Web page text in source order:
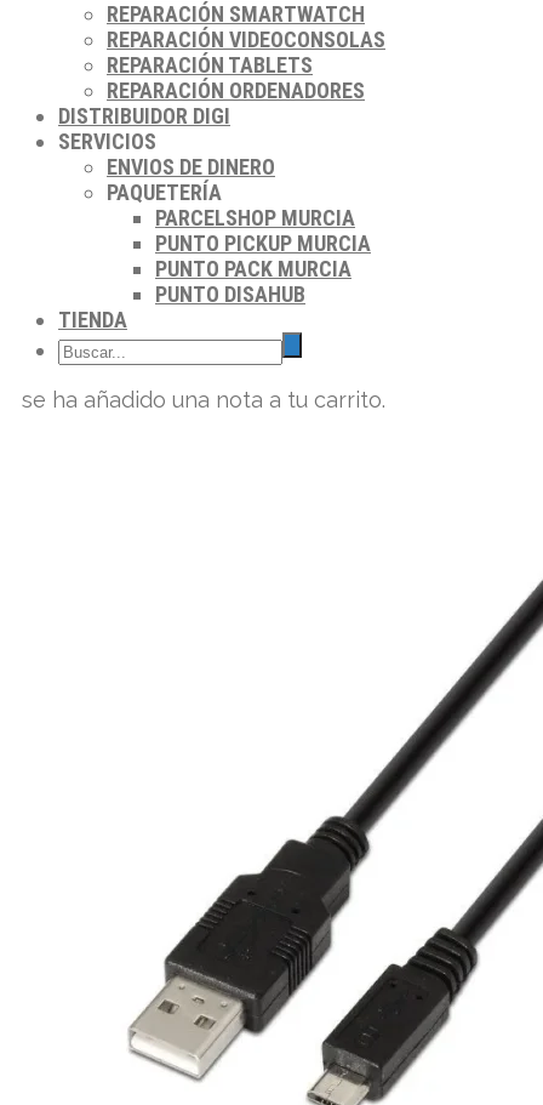
REPARACIÓN SMARTWATCH
REPARACIÓN VIDEOCONSOLAS
REPARACIÓN TABLETS
REPARACIÓN ORDENADORES
DISTRIBUIDOR DIGI
SERVICIOS
ENVIOS DE DINERO
PAQUETERÍA
PARCELSHOP MURCIA
PUNTO PICKUP MURCIA
PUNTO PACK MURCIA
PUNTO DISAHUB
TIENDA
se ha añadido una nota a tu carrito.